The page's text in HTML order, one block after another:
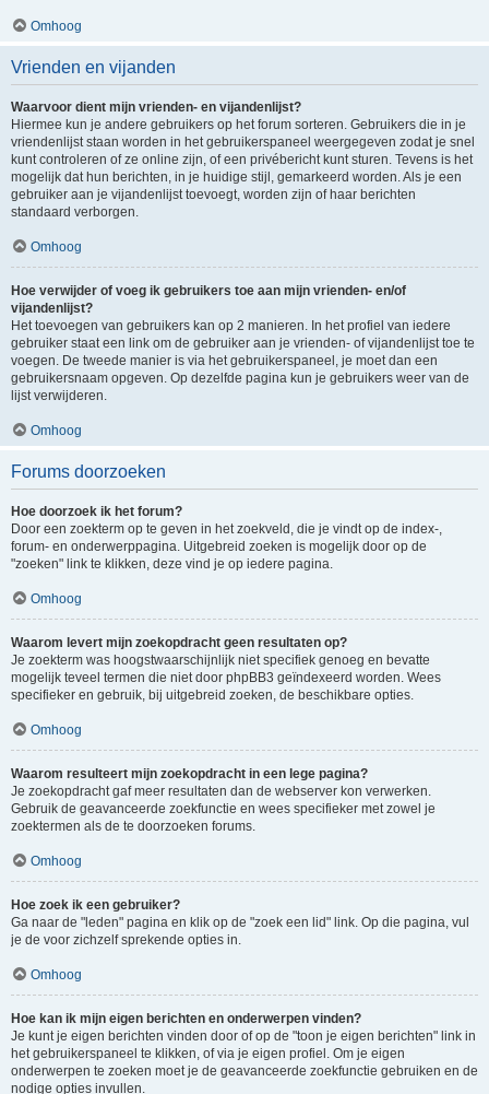
Omhoog
Vrienden en vijanden
Waarvoor dient mijn vrienden- en vijandenlijst?
Hiermee kun je andere gebruikers op het forum sorteren. Gebruikers die in je
vriendenlijst staan worden in het gebruikerspaneel weergegeven zodat je snel
kunt controleren of ze online zijn, of een privébericht kunt sturen. Tevens is het
mogelijk dat hun berichten, in je huidige stijl, gemarkeerd worden. Als je een
gebruiker aan je vijandenlijst toevoegt, worden zijn of haar berichten
standaard verborgen.
Omhoog
Hoe verwijder of voeg ik gebruikers toe aan mijn vrienden- en/of
vijandenlijst?
Het toevoegen van gebruikers kan op 2 manieren. In het profiel van iedere
gebruiker staat een link om de gebruiker aan je vrienden- of vijandenlijst toe te
voegen. De tweede manier is via het gebruikerspaneel, je moet dan een
gebruikersnaam opgeven. Op dezelfde pagina kun je gebruikers weer van de
lijst verwijderen.
Omhoog
Forums doorzoeken
Hoe doorzoek ik het forum?
Door een zoekterm op te geven in het zoekveld, die je vindt op de index-,
forum- en onderwerppagina. Uitgebreid zoeken is mogelijk door op de
"zoeken" link te klikken, deze vind je op iedere pagina.
Omhoog
Waarom levert mijn zoekopdracht geen resultaten op?
Je zoekterm was hoogstwaarschijnlijk niet specifiek genoeg en bevatte
mogelijk teveel termen die niet door phpBB3 geïndexeerd worden. Wees
specifieker en gebruik, bij uitgebreid zoeken, de beschikbare opties.
Omhoog
Waarom resulteert mijn zoekopdracht in een lege pagina?
Je zoekopdracht gaf meer resultaten dan de webserver kon verwerken.
Gebruik de geavanceerde zoekfunctie en wees specifieker met zowel je
zoektermen als de te doorzoeken forums.
Omhoog
Hoe zoek ik een gebruiker?
Ga naar de "leden" pagina en klik op de "zoek een lid" link. Op die pagina, vul
je de voor zichzelf sprekende opties in.
Omhoog
Hoe kan ik mijn eigen berichten en onderwerpen vinden?
Je kunt je eigen berichten vinden door of op de "toon je eigen berichten" link in
het gebruikerspaneel te klikken, of via je eigen profiel. Om je eigen
onderwerpen te zoeken moet je de geavanceerde zoekfunctie gebruiken en de
nodige opties invullen.